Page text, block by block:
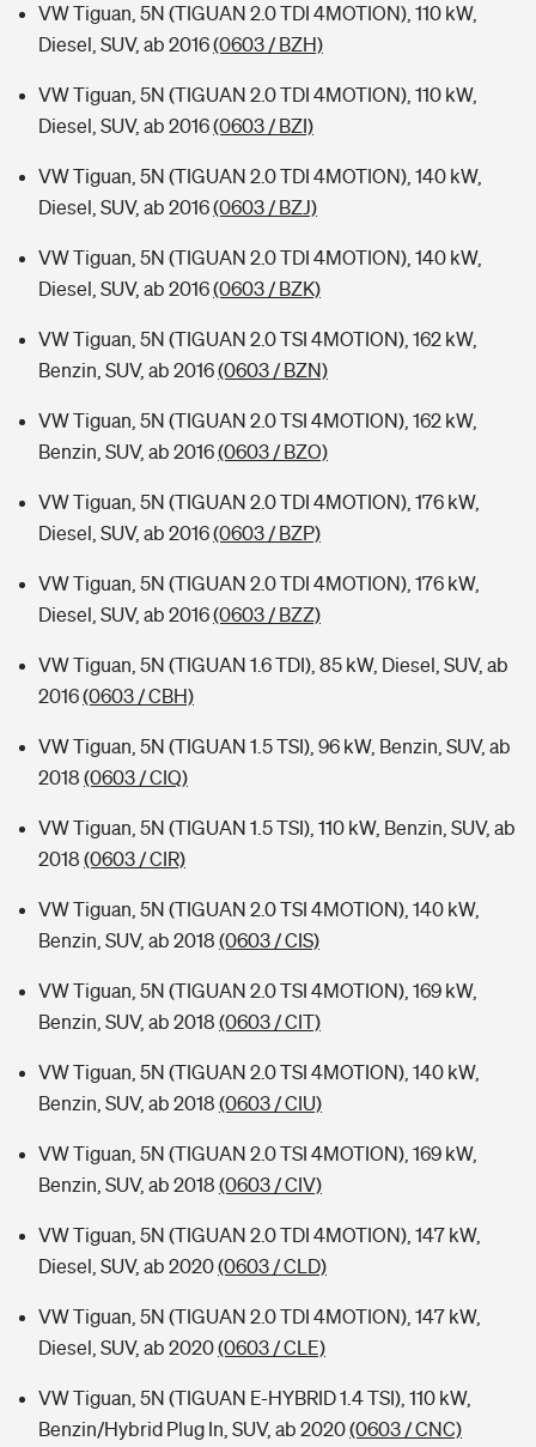
VW Tiguan, 5N (TIGUAN 2.0 TDI 4MOTION), 110 kW,
Diesel, SUV, ab 2016(0603 / BZH)
VW Tiguan, 5N (TIGUAN 2.0 TDI 4MOTION), 110 kW,
Diesel, SUV, ab 2016(0603 / BZI)
VW Tiguan, 5N (TIGUAN 2.0 TDI 4MOTION), 140 kW,
Diesel, SUV, ab 2016(0603 / BZJ)
VW Tiguan, 5N (TIGUAN 2.0 TDI 4MOTION), 140 kW,
Diesel, SUV, ab 2016(0603 / BZK)
VW Tiguan, 5N (TIGUAN 2.0 TSI 4MOTION), 162 kW,
Benzin, SUV, ab 2016(0603 / BZN)
VW Tiguan, 5N (TIGUAN 2.0 TSI 4MOTION), 162 kW,
Benzin, SUV, ab 2016(0603 / BZO)
VW Tiguan, 5N (TIGUAN 2.0 TDI 4MOTION), 176 kW,
Diesel, SUV, ab 2016(0603 / BZP)
VW Tiguan, 5N (TIGUAN 2.0 TDI 4MOTION), 176 kW,
Diesel, SUV, ab 2016(0603 / BZZ)
VW Tiguan, 5N (TIGUAN 1.6 TDI), 85 kW, Diesel, SUV, ab
2016(0603 / CBH)
VW Tiguan, 5N (TIGUAN 1.5 TSI), 96 kW, Benzin, SUV, ab
2018 (0603 / CIQ)
VW Tiguan, 5N (TIGUAN 1.5 TSI), 110 kW, Benzin, SUV, ab
2018 (0603 / CIR)
VW Tiguan, 5N (TIGUAN 2.0 TSI 4MOTION), 140 kW,
Benzin, SUV, ab 2018 (0603 / CIS)
VW Tiguan, 5N (TIGUAN 2.0 TSI 4MOTION), 169 kW,
Benzin, SUV, ab 2018 (0603 / CIT)
VW Tiguan, 5N (TIGUAN 2.0 TSI 4MOTION), 140 kW,
Benzin, SUV, ab 2018 (0603 / CIU)
VW Tiguan, 5N (TIGUAN 2.0 TSI 4MOTION), 169 kW,
Benzin, SUV, ab 2018 (0603 / CIV)
VW Tiguan, 5N (TIGUAN 2.0 TDI 4MOTION), 147 kW,
Diesel, SUV, ab 2020(0603 / CLD)
VW Tiguan, 5N (TIGUAN 2.0 TDI 4MOTION), 147 kW,
Diesel, SUV, ab 2020(0603 / CLE)
VW Tiguan, 5N (TIGUAN E-HYBRID 1.4 TSI), 110 kW,
Benzin/Hybrid Plug In, SUV, ab 2020(0603 / CNC)